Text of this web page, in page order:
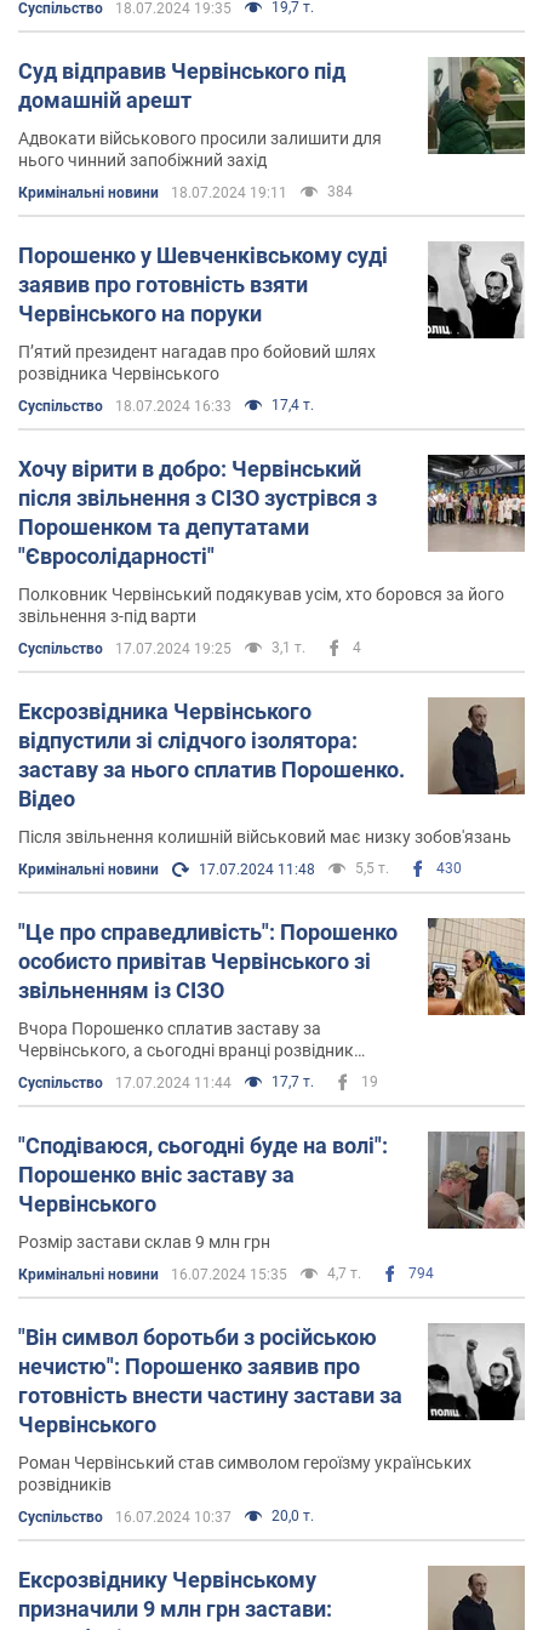
Особисте життя
Роман Червінський одружений. У нього є троє дітей.
Суспільство 18.07.2024 19:35 19,7 т.
Суд відправив Червінського під
домашній арешт
Адвокати військового просили залишити для
нього чинний запобіжний захід
Кримінальні новини 18.07.2024 19:11 384
Порошенко у Шевченківському суді
заявив про готовність взяти
Червінського на поруки
П’ятий президент нагадав про бойовий шлях
розвідника Червінського
Суспільство 18.07.2024 16:33 17,4 т.
Хочу вірити в добро: Червінський
після звільнення з СІЗО зустрівся з
Порошенком та депутатами
"Євросолідарності"
Полковник Червінський подякував усім, хто боровся за його
звільнення з-під варти
Суспільство 17.07.2024 19:25 3,1 т. 4
Ексрозвідника Червінського
відпустили зі слідчого ізолятора:
заставу за нього сплатив Порошенко.
Відео
Після звільнення колишній військовий має низку зобов'язань
Кримінальні новини 17.07.2024 11:48 5,5 т. 430
"Це про справедливість": Порошенко
особисто привітав Червінського зі
звільненням із СІЗО
Вчора Порошенко сплатив заставу за
Червінського, а сьогодні вранці розвідник
вийшов із СІЗО
Суспільство 17.07.2024 11:44 17,7 т. 19
"Сподіваюся, сьогодні буде на волі":
Порошенко вніс заставу за
Червінського
Розмір застави склав 9 млн грн
Кримінальні новини 16.07.2024 15:35 4,7 т. 794
"Він символ боротьби з російською
нечистю": Порошенко заявив про
готовність внести частину застави за
Червінського
Роман Червінський став символом героїзму українських
розвідників
Суспільство 16.07.2024 10:37 20,0 т.
Ексрозвіднику Червінському
призначили 9 млн грн застави: